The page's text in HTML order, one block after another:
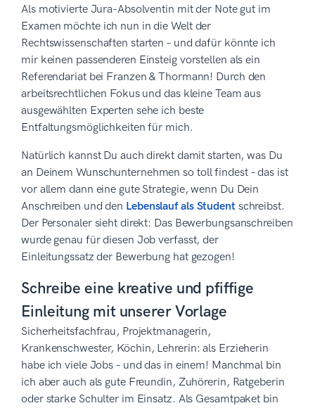
Als motivierte Jura-Absolventin mit der Note gut im
Examen möchte ich nun in die Welt der
Rechtswissenschaften starten – und dafür könnte ich
mir keinen passenderen Einsteig vorstellen als ein
Referendariat bei Franzen & Thormann! Durch den
arbeitsrechtlichen Fokus und das kleine Team aus
ausgewählten Experten sehe ich beste
Entfaltungsmöglichkeiten für mich.
Natürlich kannst Du auch direkt damit starten, was Du
an Deinem Wunschunternehmen so toll findest – das ist
vor allem dann eine gute Strategie, wenn Du Dein
Anschreiben und den Lebenslauf als Studentschreibst.
Der Personaler sieht direkt: Das Bewerbungsanschreiben
wurde genau für diesen Job verfasst, der
Einleitungssatz der Bewerbung hat gezogen!
Schreibe eine kreative und pfiffige
Einleitung mit unserer Vorlage
Sicherheitsfachfrau, Projektmanagerin,
Krankenschwester, Köchin, Lehrerin: als Erzieherin
habe ich viele Jobs – und das in einem! Manchmal bin
ich aber auch als gute Freundin, Zuhörerin, Ratgeberin
oder starke Schulter im Einsatz. Als Gesamtpaket bin